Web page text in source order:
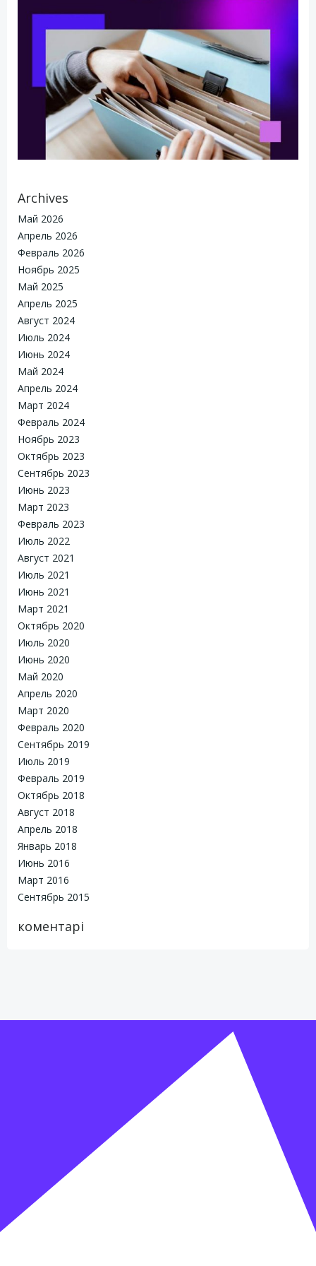
Archives
Май 2026
Апрель 2026
Февраль 2026
Ноябрь 2025
Май 2025
Апрель 2025
Август 2024
Июль 2024
Июнь 2024
Май 2024
Апрель 2024
Март 2024
Февраль 2024
Ноябрь 2023
Октябрь 2023
Сентябрь 2023
Июнь 2023
Март 2023
Февраль 2023
Июль 2022
Август 2021
Июль 2021
Июнь 2021
Март 2021
Октябрь 2020
Июль 2020
Июнь 2020
Май 2020
Апрель 2020
Март 2020
Февраль 2020
Сентябрь 2019
Июль 2019
Февраль 2019
Октябрь 2018
Август 2018
Апрель 2018
Январь 2018
Июнь 2016
Март 2016
Сентябрь 2015
коментарі